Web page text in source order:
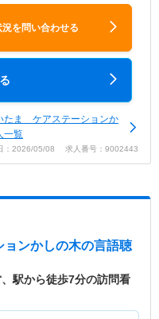
を問い合わせる
たま ケアステーションか
一覧
：2026/05/08 求人番号：9002443
ョンかしの木の言語聴
駅から徒歩7分の訪問看